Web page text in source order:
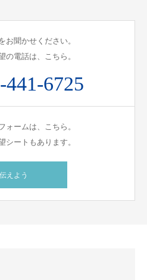
お聞かせください。
の電話は、こちら。
441-6725
ォームは、こちら。
シートもあります。
伝えよう